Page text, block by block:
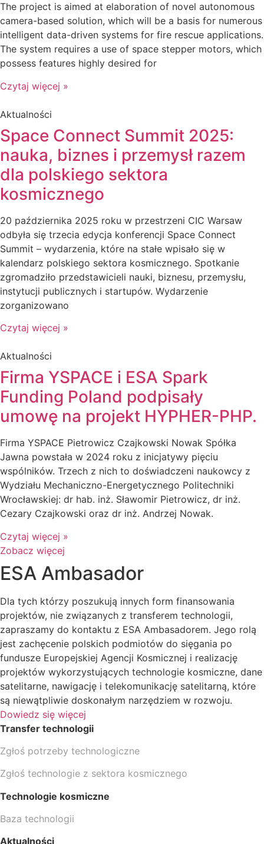
The project is aimed at elaboration of novel autonomous
camera-based solution, which will be a basis for numerous
intelligent data-driven systems for fire rescue applications.
The system requires a use of space stepper motors, which
possess features highly desired for
Czytaj więcej »
Aktualności
Space Connect Summit 2025:
nauka, biznes i przemysł razem
dla polskiego sektora
kosmicznego
20 października 2025 roku w przestrzeni CIC Warsaw
odbyła się trzecia edycja konferencji Space Connect
Summit – wydarzenia, które na stałe wpisało się w
kalendarz polskiego sektora kosmicznego. Spotkanie
zgromadziło przedstawicieli nauki, biznesu, przemysłu,
instytucji publicznych i startupów. Wydarzenie
zorganizowano
Czytaj więcej »
Aktualności
Firma YSPACE i ESA Spark
Funding Poland podpisały
umowę na projekt HYPHER-PHP.
Firma YSPACE Pietrowicz Czajkowski Nowak Spółka
Jawna powstała w 2024 roku z inicjatywy pięciu
wspólników. Trzech z nich to doświadczeni naukowcy z
Wydziału Mechaniczno-Energetycznego Politechniki
Wrocławskiej: dr hab. inż. Sławomir Pietrowicz, dr inż.
Cezary Czajkowski oraz dr inż. Andrzej Nowak.
Czytaj więcej »
Zobacz więcej
ESA Ambasador
Dla tych którzy poszukują innych form finansowania
projektów, nie związanych z transferem technologii,
zapraszamy do kontaktu z ESA Ambasadorem. Jego rolą
jest zachęcenie polskich podmiotów do sięgania po
fundusze Europejskiej Agencji Kosmicznej i realizację
projektów wykorzystujących technologie kosmiczne, dane
satelitarne, nawigację i telekomunikację satelitarną, które
są niewątpliwie doskonałym narzędziem w rozwoju.
Dowiedz się więcej
Transfer technologii
Zgłoś potrzeby technologiczne
Zgłoś technologie z sektora kosmicznego
Technologie kosmiczne
Baza technologii
Aktualności